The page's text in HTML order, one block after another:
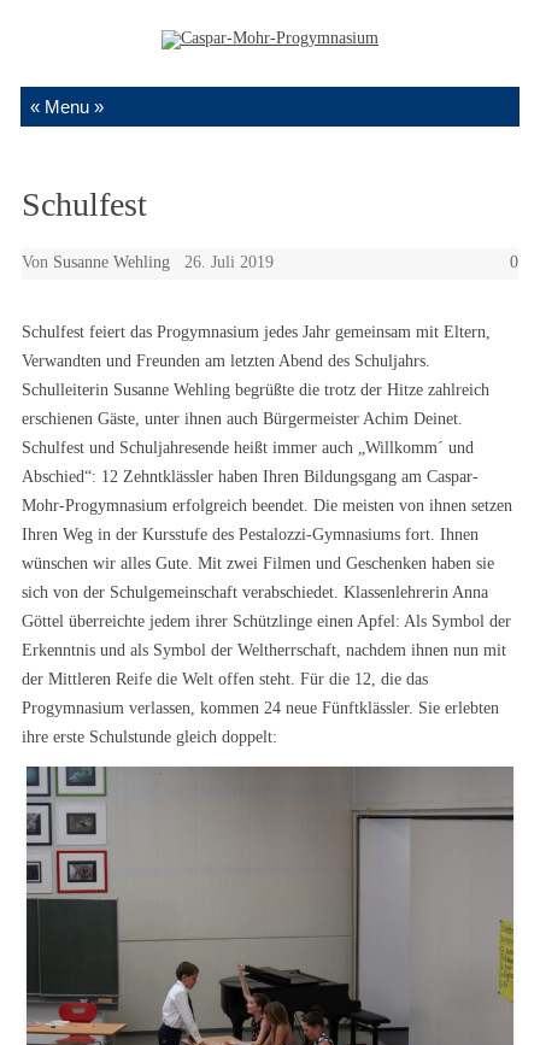
Zum Inhalt springen
Schulfest
Von Susanne Wehling 26. Juli 2019 0
Schulfest feiert das Progymnasium jedes Jahr gemeinsam mit Eltern,
Verwandten und Freunden am letzten Abend des Schuljahrs.
Schulleiterin Susanne Wehling begrüßte die trotz der Hitze zahlreich
erschienen Gäste, unter ihnen auch Bürgermeister Achim Deinet.
Schulfest und Schuljahresende heißt immer auch „Willkomm´ und
Abschied“: 12 Zehntklässler haben Ihren Bildungsgang am Caspar-
Mohr-Progymnasium erfolgreich beendet. Die meisten von ihnen setzen
Ihren Weg in der Kursstufe des Pestalozzi-Gymnasiums fort. Ihnen
wünschen wir alles Gute. Mit zwei Filmen und Geschenken haben sie
sich von der Schulgemeinschaft verabschiedet. Klassenlehrerin Anna
Göttel überreichte jedem ihrer Schützlinge einen Apfel: Als Symbol der
Erkenntnis und als Symbol der Weltherrschaft, nachdem ihnen nun mit
der Mittleren Reife die Welt offen steht. Für die 12, die das
Progymnasium verlassen, kommen 24 neue Fünftklässler. Sie erlebten
ihre erste Schulstunde gleich doppelt: